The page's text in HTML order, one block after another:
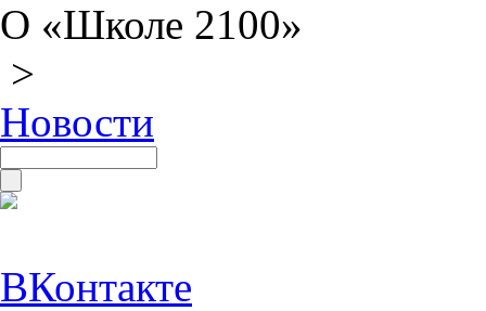
О «Школе 2100»
>
Новости
ВКонтакте